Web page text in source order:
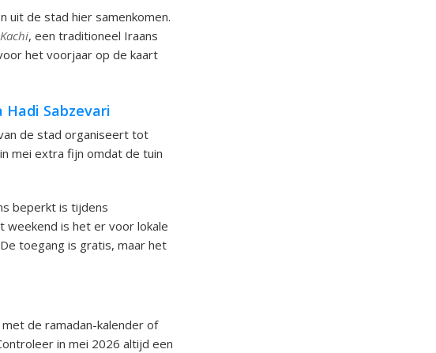
uit de stad hier samenkomen.
Kachi, een traditioneel Iraans
het voorjaar op de kaart
Sabzevari
de stad organiseert tot
mei extra fijn omdat de tuin
beperkt is tijdens
weekend is het er voor lokale
toegang is gratis, maar het
de ramadan-kalender of
in mei 2026 altijd een